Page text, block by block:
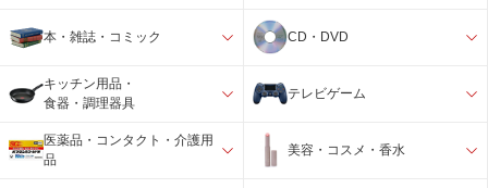
本・雑誌・コミック CD・DVD
キッチン用品・
食器・調理器具
テレビゲーム
医薬品・コンタクト・介護用
品
美容・コスメ・香水